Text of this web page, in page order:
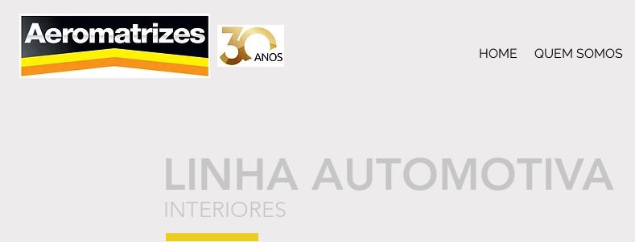
HOME QUEM SOMOS
LINHA AUTOMOTIVA
INTERIORES